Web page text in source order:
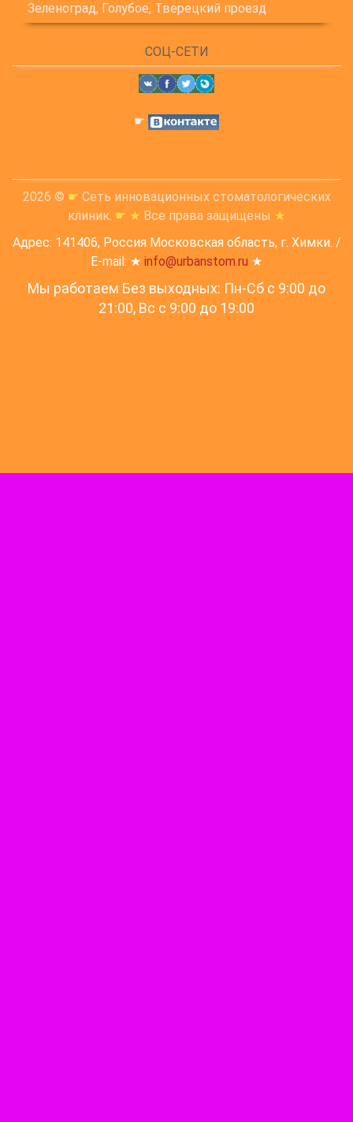
Зеленоград, Голубое, Тверецкий проезд
СОЦ-СЕТИ
☛
2026 © ☛ Сеть инновационных стоматологических
клиник. ☛ ★ Все права защищены ★
Адрес: 141406, Россия Московская область, г. Химки. /
E-mail: ★ info@urbanstom.ru ★
Мы работаем Без выходных: Пн-Сб с 9:00 до
21:00, Вс c 9:00 до 19:00